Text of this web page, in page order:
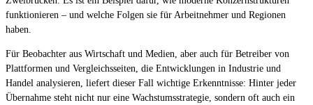
funktionieren – und welche Folgen sie für Arbeitnehmer und Regionen
haben.
Für Beobachter aus Wirtschaft und Medien, aber auch für Betreiber von
Plattformen und Vergleichsseiten, die Entwicklungen in Industrie und
Handel analysieren, liefert dieser Fall wichtige Erkenntnisse: Hinter jeder
Übernahme steht nicht nur eine Wachstumsstrategie, sondern oft auch ein